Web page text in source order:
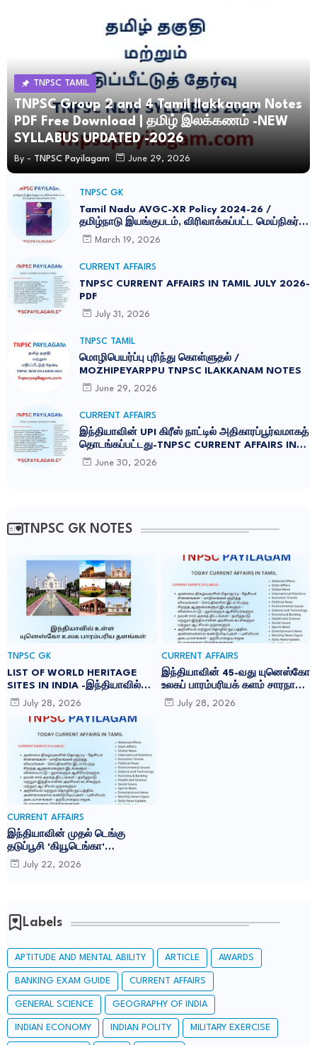
TNPSC TAMIL
TNPSC Group 2 and 4 Tamil Ilakkanam Notes
PDF Free Download | தமிழ் இலக்கணம் -NEW
SYLLABUS UPDATED -2026
By - TNPSC Payilagam June 29, 2026
TNPSC GK
Tamil Nadu AVGC-XR Policy 2024-26 /
தமிழ்நாடு இயங்குபடம், விரிவாக்கப்பட்ட மெய்நிகர்
கொள்கை 2026
March 19, 2026
CURRENT AFFAIRS
TNPSC CURRENT AFFAIRS IN TAMIL JULY 2026-
PDF
July 31, 2026
TNPSC TAMIL
மொழிபெயர்ப்பு புரிந்து கொள்ளுதல் /
MOZHIPEYARPPU TNPSC ILAKKANAM NOTES
June 29, 2026
CURRENT AFFAIRS
இந்தியாவின் UPI கிரீஸ் நாட்டில் அதிகாரப்பூர்வமாகத்
தொடங்கப்பட்டது-TNPSC CURRENT AFFAIRS IN
TAMIL JUNE 2026
June 30, 2026
TNPSC GK NOTES
TNPSC GK
LIST OF WORLD HERITAGE
SITES IN INDIA -இந்தியாவில்
உள்ள 45 யுனெஸ்கோ உலக
பாரம்பரிய தளங்கள்:
July 28, 2026
CURRENT AFFAIRS
இந்தியாவின் 45-வது யுனெஸ்கோ
உலகப் பாரம்பரியக் களம் சாரநாத்:
TNPSC CURRENT AFFAIRS IN
TAMIL JULY 2026
July 28, 2026
CURRENT AFFAIRS
இந்தியாவின் முதல் டெங்கு
தடுப்பூசி 'கியூடெங்கா'
(Qdenga): TNPSC CURRENT
AFFAIRS IN TAMIL JULY 2026
July 22, 2026
Labels
APTITUDE AND MENTAL ABILITY ARTICLE AWARDS
BANKING EXAM GUIDE CURRENT AFFAIRS
GENERAL SCIENCE GEOGRAPHY OF INDIA
INDIAN ECONOMY INDIAN POLITY MILITARY EXERCISE